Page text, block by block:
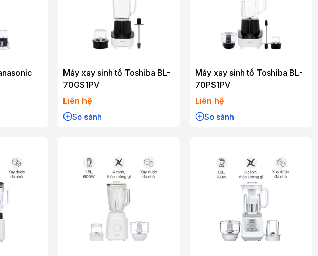
Máy xay sinh tố Toshiba BL-
70GS1PV
Liên hệ
So sánh
Máy xay sinh tố Toshiba BL-
70PS1PV
Liên hệ
So sánh